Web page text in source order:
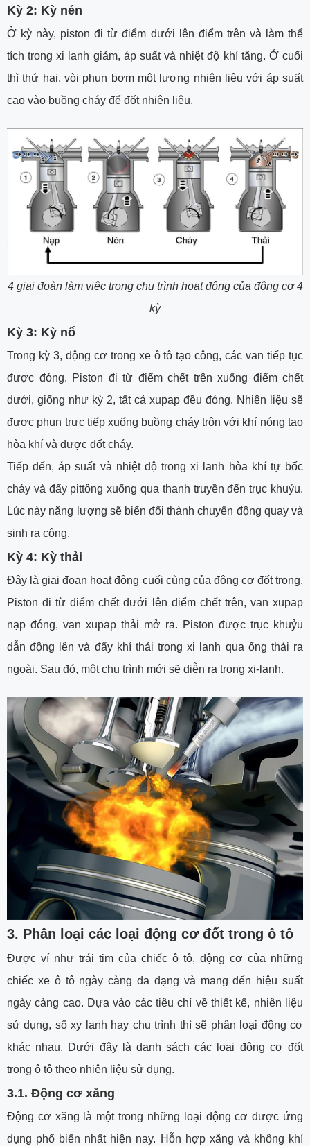
Kỳ 2: Kỳ nén
Ở kỳ này, piston đi từ điểm dưới lên điểm trên và làm thể
tích trong xi lanh giảm, áp suất và nhiệt độ khí tăng. Ở cuối
thì thứ hai, vòi phun bơm một lượng nhiên liệu với áp suất
cao vào buồng cháy để đốt nhiên liệu.
4 giai đoàn làm việc trong chu trình hoạt động của động cơ 4
kỳ
Kỳ 3: Kỳ nổ
Trong kỳ 3, động cơ trong xe ô tô tạo công, các van tiếp tục
được đóng. Piston đi từ điểm chết trên xuống điểm chết
dưới, giống như kỳ 2, tất cả xupap đều đóng. Nhiên liệu sẽ
được phun trực tiếp xuống buồng cháy trộn với khí nóng tạo
hòa khí và được đốt cháy.
Tiếp đến, áp suất và nhiệt độ trong xi lanh hòa khí tự bốc
cháy và đẩy pittông xuống qua thanh truyền đến trục khuỷu.
Lúc này năng lượng sẽ biến đổi thành chuyển động quay và
sinh ra công.
Kỳ 4: Kỳ thải
Đây là giai đoạn hoạt động cuối cùng của động cơ đốt trong.
Piston đi từ điểm chết dưới lên điểm chết trên, van xupap
nạp đóng, van xupap thải mở ra. Piston được trục khuỷu
dẫn động lên và đẩy khí thải trong xi lanh qua ống thải ra
ngoài. Sau đó, một chu trình mới sẽ diễn ra trong xi-lanh.
3. Phân loại các loại động cơ đốt trong ô tô
Được ví như trái tim của chiếc ô tô, động cơ của những
chiếc xe ô tô ngày càng đa dạng và mang đến hiệu suất
ngày càng cao. Dựa vào các tiêu chí về thiết kế, nhiên liệu
sử dụng, số xy lanh hay chu trình thì sẽ phân loại động cơ
khác nhau. Dưới đây là danh sách các loại động cơ đốt
trong ô tô theo nhiên liệu sử dụng.
3.1. Động cơ xăng
Động cơ xăng là một trong những loại động cơ được ứng
dụng phổ biến nhất hiện nay. Hỗn hợp xăng và không khí